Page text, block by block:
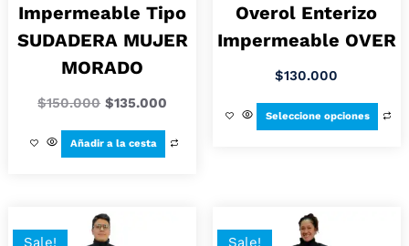
Impermeable Tipo
SUDADERA MUJER
MORADO
$150.000 $135.000
Añadir a la cesta
Overol Enterizo
Impermeable OVER
$130.000
Seleccione opciones
Sale! Sale!